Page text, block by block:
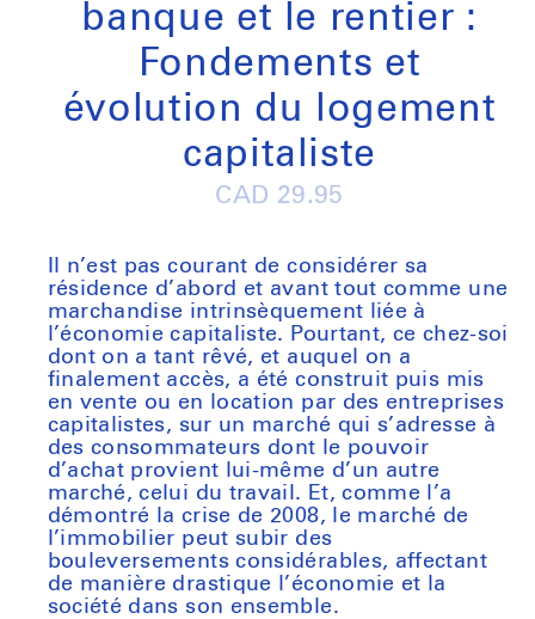
banque et le rentier :
Fondements et
évolution du logement
capitaliste
Regular
CAD 29.95
Il n’est pas courant de considérer sa
résidence d’abord et avant tout comme une
marchandise intrinsèquement liée à
l’économie capitaliste. Pourtant, ce chez-soi
dont on a tant rêvé, et auquel on a
finalement accès, a été construit puis mis
en vente ou en location par des entreprises
capitalistes, sur un marché qui s’adresse à
des consommateurs dont le pouvoir
d’achat provient lui-même d’un autre
marché, celui du travail. Et, comme l’a
démontré la crise de 2008, le marché de
l’immobilier peut subir des
bouleversements considérables, affectant
de manière drastique l’économie et la
société dans son ensemble.